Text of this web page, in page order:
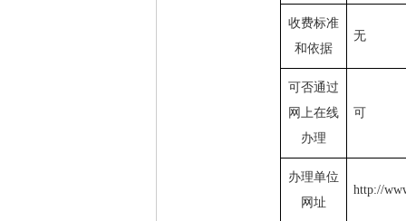
收费标准
和依据
无
可否通过
网上在线
办理
可
办理单位
网址
http://